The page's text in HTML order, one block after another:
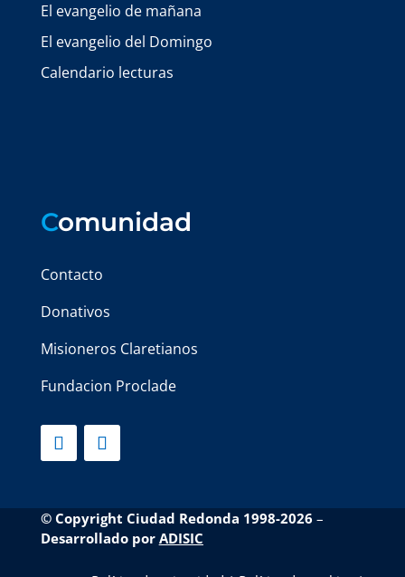
El evangelio de mañana
El evangelio del Domingo
Calendario lecturas
Comunidad
Contacto
Donativos
Misioneros Claretianos
Fundacion Proclade
© Copyright Ciudad Redonda 1998-2026 –
Desarrollado por ADISIC